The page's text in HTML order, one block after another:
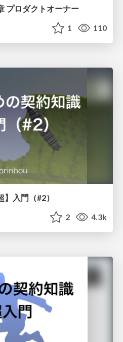
プロダクトオーナー
1 110
入門（#2）
2 4.3k